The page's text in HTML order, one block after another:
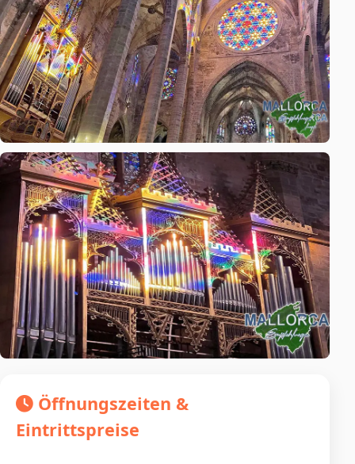
Öffnungszeiten &
Eintrittspreise